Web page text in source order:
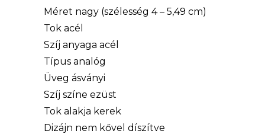
Méret nagy (szélesség 4 – 5,49 cm)
Tok acél
Szíj anyaga acél
Típus analóg
Üveg ásványi
Szíj színe ezüst
Tok alakja kerek
Dizájn nem kővel díszítve